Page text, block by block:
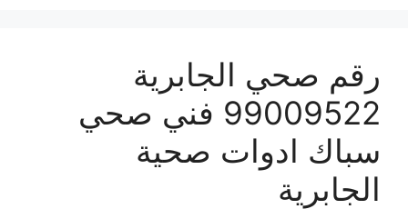
رقم صحي الجابرية
99009522 فني صحي
سباك ادوات صحية
الجابرية